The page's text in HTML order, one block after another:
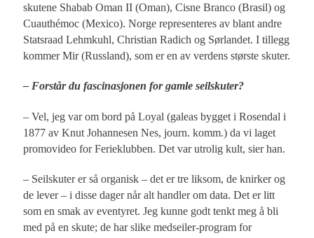
skutene Shabab Oman II (Oman), Cisne Branco (Brasil) og
Cuauthémoc (Mexico). Norge representeres av blant andre
Statsraad Lehmkuhl, Christian Radich og Sørlandet. I tillegg
kommer Mir (Russland), som er en av verdens største skuter.
– Forstår du fascinasjonen for gamle seilskuter?
– Vel, jeg var om bord på Loyal (galeas bygget i Rosendal i
1877 av Knut Johannesen Nes, journ. komm.) da vi laget
promovideo for Ferieklubben. Det var utrolig kult, sier han.
– Seilskuter er så organisk – det er tre liksom, de knirker og
de lever – i disse dager når alt handler om data. Det er litt
som en smak av eventyret. Jeg kunne godt tenkt meg å bli
med på en skute; de har slike medseiler-program for